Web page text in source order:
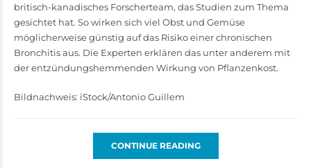
britisch-­kanadisches Forscherteam, das Studien zum ­­Thema
gesichtet hat. So wirken sich viel Obst und Gemüse
möglicherweise günstig auf das Risiko einer chronischen
Bronchitis aus. Die Experten erklären das unter anderem mit
der entzündungshemmenden Wirkung von Pflanzenkost.
Bildnachweis: iStock/Antonio Guillem
CONTINUE READING